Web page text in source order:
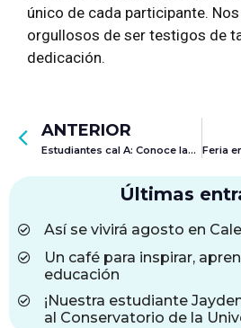
único de cada participante.
orgullosos de ser testigos de
dedicación.
ANTERIOR
Estudiantes cal A: Conoce las actividades que tenemos para ti en el mes de noviembre
Últimas
Así se vivirá agosto en
Un café para inspirar,
educación
¡Nuestra estudiante
al Conservatorio de la